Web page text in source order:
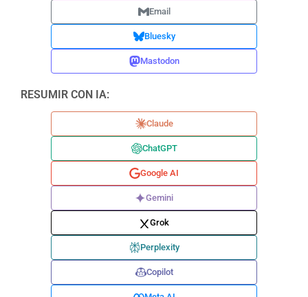
Email
Bluesky
Mastodon
RESUMIR CON IA:
Claude
ChatGPT
Google AI
Gemini
Grok
Perplexity
Copilot